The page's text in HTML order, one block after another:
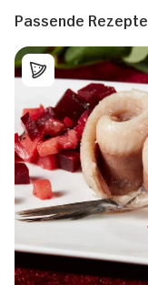
Passende Rezepte